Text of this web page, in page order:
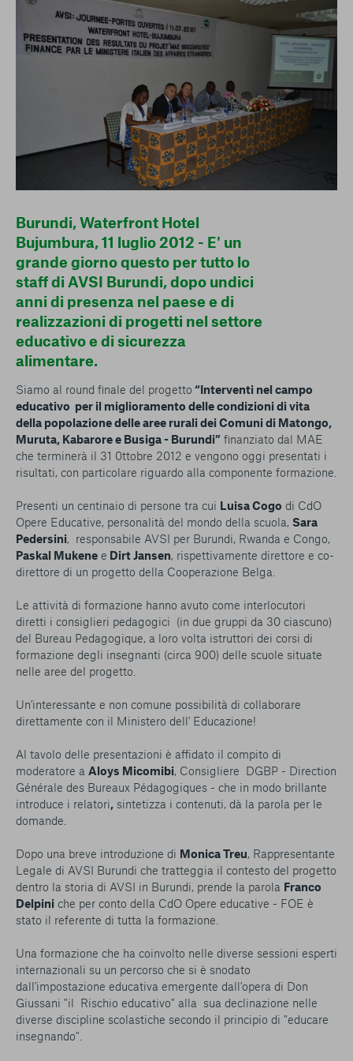
conto del fatto che il blocco di alcuni cookie può
condizionare l’esperienza sulla Piattaforma e il suo
funzionamento. Premendo “Conferma le mie scelte”, la
selezione relativa ai cookie effettuata verrà salvata. Se non è
stata selezionata alcuna opzione, premere questo pulsante
equivarrà a rifiutare tutti i cookie. Per ulteriori informazioni, è
possibile consultare la nostra Ulteriori informazioni
Cookie strettamente necessari
Cookie di analisi
Cookies di marketing
Burundi, Waterfront Hotel
Bujumbura, 11 luglio 2012 - E' un
grande giorno questo per tutto lo
staff di AVSI Burundi, dopo undici
anni di presenza nel paese e di
realizzazioni di progetti nel settore
educativo e di sicurezza
alimentare.
Siamo al round finale del progetto “Interventi nel campo
educativo per il miglioramento delle condizioni di vita
della popolazione delle aree rurali dei Comuni di Matongo,
Muruta, Kabarore e Busiga - Burundi” finanziato dal MAE
che terminerà il 31 0ttobre 2012 e vengono oggi presentati i
risultati, con particolare riguardo alla componente formazione.
Presenti un centinaio di persone tra cui Luisa Cogo di CdO
Opere Educative, personalità del mondo della scuola, Sara
Pedersini, responsabile AVSI per Burundi, Rwanda e Congo,
Paskal Mukene e Dirt Jansen, rispettivamente direttore e co-
direttore di un progetto della Cooperazione Belga.
Le attività di formazione hanno avuto come interlocutori
diretti i consiglieri pedagogici (in due gruppi da 30 ciascuno)
del Bureau Pedagogique, a loro volta istruttori dei corsi di
formazione degli insegnanti (circa 900) delle scuole situate
nelle aree del progetto.
Un'interessante e non comune possibilità di collaborare
direttamente con il Ministero dell' Educazione!
Al tavolo delle presentazioni è affidato il compito di
moderatore a Aloys Micomibi, Consigliere DGBP - Direction
Générale des Bureaux Pédagogiques - che in modo brillante
introduce i relatori, sintetizza i contenuti, dà la parola per le
domande.
Dopo una breve introduzione di Monica Treu, Rappresentante
Legale di AVSI Burundi che tratteggia il contesto del progetto
dentro la storia di AVSI in Burundi, prende la parola Franco
Delpini che per conto della CdO Opere educative - FOE è
stato il referente di tutta la formazione.
Una formazione che ha coinvolto nelle diverse sessioni esperti
internazionali su un percorso che si è snodato
dall'impostazione educativa emergente dall'opera di Don
Giussani "il Rischio educativo" alla sua declinazione nelle
diverse discipline scolastiche secondo il principio di "educare
insegnando".